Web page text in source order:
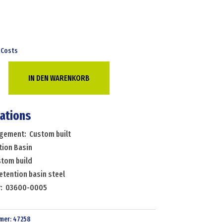
IN DEN WARENKORB
Custom built
Basin
build
basin steel
03600-0005
47258